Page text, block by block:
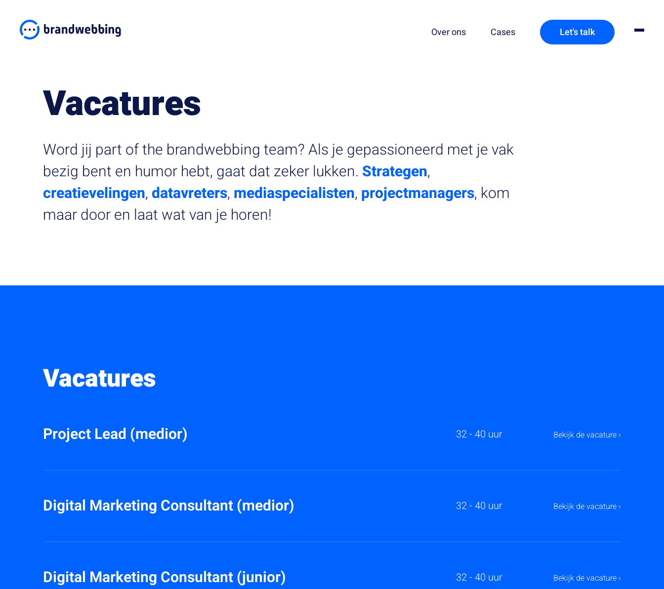
Over ons Cases Let's talk
Vacatures
Word jij part of the brandwebbing team? Als je gepassioneerd met je vak
bezig bent en humor hebt, gaat dat zeker lukken. Strategen,
creatievelingen, datavreters, mediaspecialisten, projectmanagers, kom
maar door en laat wat van je horen!
Vacatures
Project Lead (medior) 32 - 40 uur Bekijk de vacature ›
Digital Marketing Consultant (medior) 32 - 40 uur Bekijk de vacature ›
Digital Marketing Consultant (junior) 32 - 40 uur Bekijk de vacature ›